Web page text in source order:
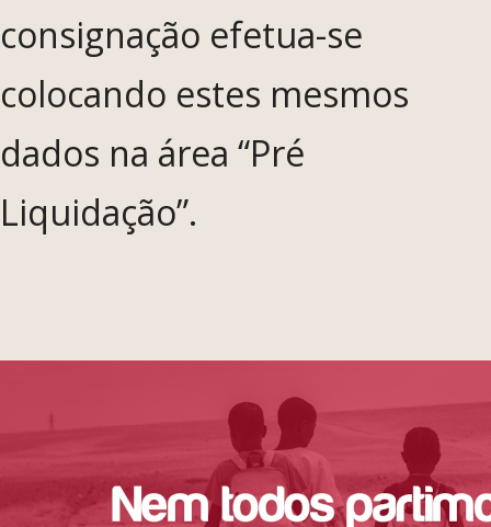
consignação efetua-se
colocando estes mesmos
dados na área “Pré
Liquidação”.